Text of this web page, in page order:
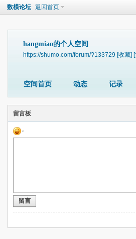
数模论坛 返回首页
hangmiao的个人空间
https://shumo.com/forum/?133729 [收藏] [
空间首页 动态 记录
留言板
留言